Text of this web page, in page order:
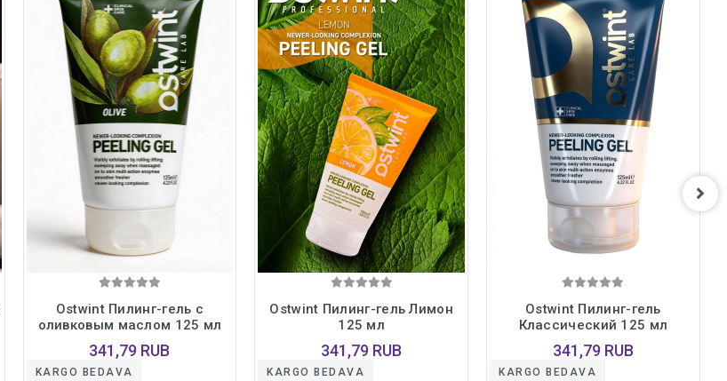
Ostwint Пилинг-гель с
оливковым маслом 125 мл
341,79 RUB
KARGO BEDAVA
Ostwint Пилинг-гель Лимон
125 мл
341,79 RUB
KARGO BEDAVA
Ostwint Пилинг-гель
Классический 125 мл
341,79 RUB
KARGO BEDAVA